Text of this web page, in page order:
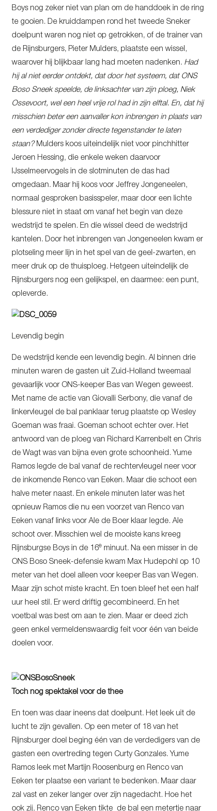
Boys nog zeker niet van plan om de handdoek in de ring
te gooien. De kruiddampen rond het tweede Sneker
doelpunt waren nog niet op getrokken, of de trainer van
de Rijnsburgers, Pieter Mulders, plaatste een wissel,
waarover hij blijkbaar lang had moeten nadenken. Had
hij al niet eerder ontdekt, dat door het systeem, dat ONS
Boso Sneek speelde, de linksachter van zijn ploeg, Niek
Ossevoort, wel een heel vrije rol had in zijn elftal. En, dat hij
misschien beter een aanvaller kon inbrengen in plaats van
een verdediger zonder directe tegenstander te laten
staan? Mulders koos uiteindelijk niet voor pinchhitter
Jeroen Hessing, die enkele weken daarvoor
IJsselmeervogels in de slotminuten de das had
omgedaan. Maar hij koos voor Jeffrey Jongeneelen,
normaal gesproken basisspeler, maar door een lichte
blessure niet in staat om vanaf het begin van deze
wedstrijd te spelen. En díe wissel deed de wedstrijd
kantelen. Door het inbrengen van Jongeneelen kwam er
plotseling meer lijn in het spel van de geel-zwarten, en
meer druk op de thuisploeg. Hetgeen uiteindelijk de
Rijnsburgers nog een gelijkspel, en daarmee: een punt,
opleverde.
Levendig begin
De wedstrijd kende een levendig begin. Al binnen drie
minuten waren de gasten uit Zuid-Holland tweemaal
gevaarlijk voor ONS-keeper Bas van Wegen geweest.
Met name de actie van Giovalli Serbony, die vanaf de
linkervleugel de bal panklaar terug plaatste op Wesley
Goeman was fraai. Goeman schoot echter over. Het
antwoord van de ploeg van Richard Karrenbelt en Chris
de Wagt was van bijna even grote schoonheid. Yume
Ramos legde de bal vanaf de rechtervleugel neer voor
de inkomende Renco van Eeken. Maar die schoot een
halve meter naast. En enkele minuten later was het
opnieuw Ramos die nu een voorzet van Renco van
Eeken vanaf links voor Ale de Boer klaar legde. Ale
schoot over. Misschien wel de mooiste kans kreeg
Rijnsburgse Boys in de 16e minuut. Na een misser in de
ONS Boso Sneek-defensie kwam Max Hudepohl op 10
meter van het doel alleen voor keeper Bas van Wegen.
Maar zijn schot miste kracht. En toen bleef het een half
uur heel stil. Er werd driftig gecombineerd. En het
voetbal was best om aan te zien. Maar er deed zich
geen enkel vermeldenswaardig feit voor één van beide
doelen voor.
Toch nog spektakel voor de thee
En toen was daar ineens dat doelpunt. Het leek uit de
lucht te zijn gevallen. Op een meter of 18 van het
Rijnsburger doel beging één van de verdedigers van de
gasten een overtreding tegen Curty Gonzales. Yume
Ramos leek met Martijn Roosenburg en Renco van
Eeken ter plaatse een variant te bedenken. Maar daar
zal vast en zeker langer over zijn nagedacht. Hoe het
ook zij, Renco van Eeken tikte de bal een metertje naar